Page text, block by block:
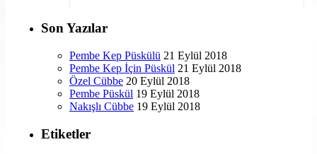
Son Yazılar
Pembe Kep Püskülü 21 Eylül 2018
Pembe Kep İçin Püskül 21 Eylül 2018
Özel Cübbe 20 Eylül 2018
Pembe Püskül 19 Eylül 2018
Nakışlı Cübbe 19 Eylül 2018
Etiketler